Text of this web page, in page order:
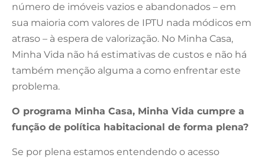
número de imóveis vazios e abandonados – em
sua maioria com valores de IPTU nada módicos em
atraso – à espera de valorização. No Minha Casa,
Minha Vida não há estimativas de custos e não há
também menção alguma a como enfrentar este
problema.
O programa Minha Casa, Minha Vida cumpre a
função de política habitacional de forma plena?
Se por plena estamos entendendo o acesso